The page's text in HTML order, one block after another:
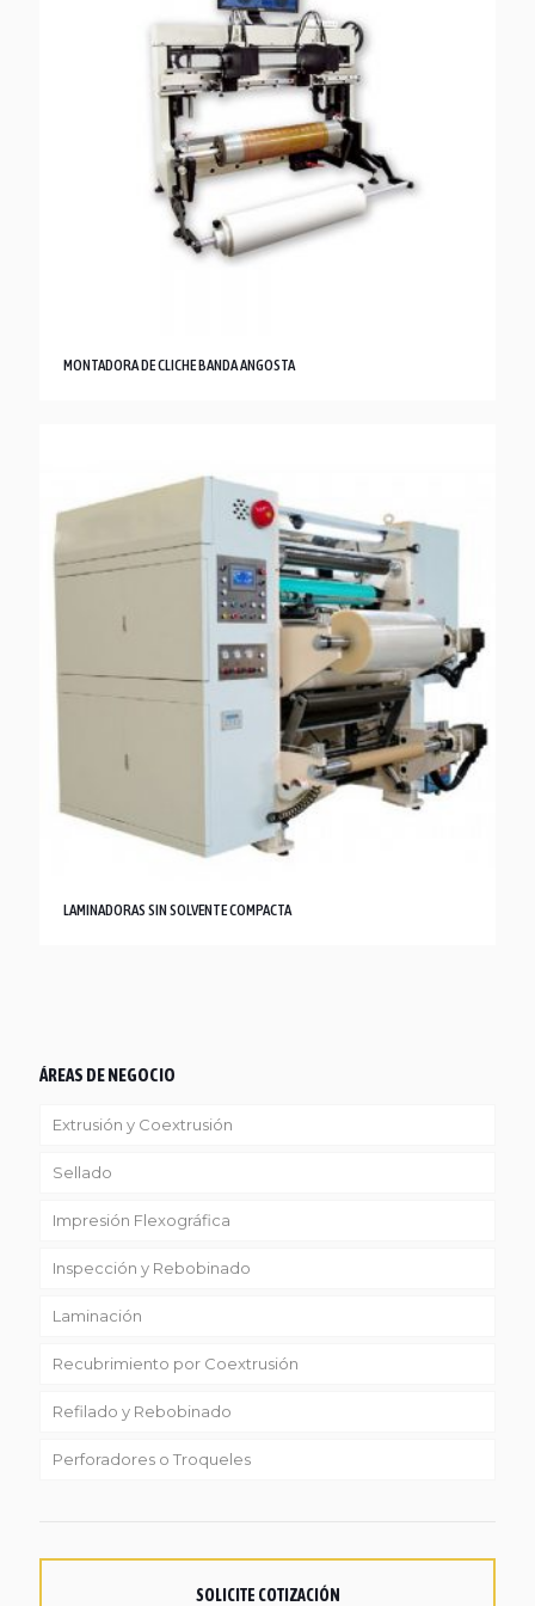
MONTADORA DE CLICHE BANDA ANGOSTA
LAMINADORAS SIN SOLVENTE COMPACTA
ÁREAS DE NEGOCIO
Extrusión y Coextrusión
Linea Reciclaje
Sellado
Impresión Flexográfica
Inspección y Rebobinado
Laminación
Recubrimiento por Coextrusión
Refilado y Rebobinado
Perforadores o Troqueles
SOLICITE COTIZACIÓN